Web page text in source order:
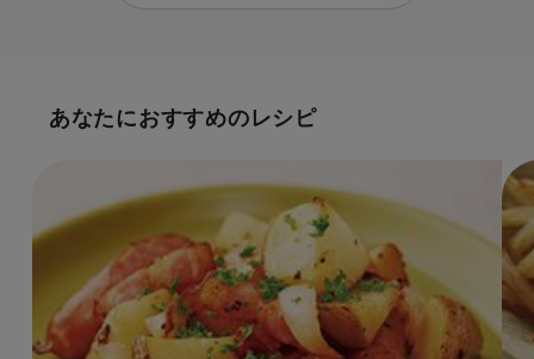
あなたにおすすめのレシピ